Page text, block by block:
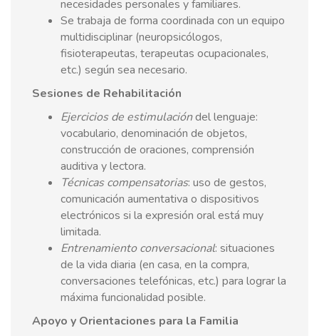
necesidades personales y familiares.
Se trabaja de forma coordinada con un equipo
multidisciplinar (neuropsicólogos,
fisioterapeutas, terapeutas ocupacionales,
etc.) según sea necesario.
Sesiones de Rehabilitación
Ejercicios de estimulacióndel lenguaje:
vocabulario, denominación de objetos,
construcción de oraciones, comprensión
auditiva y lectora.
Técnicas compensatorias: uso de gestos,
comunicación aumentativa o dispositivos
electrónicos si la expresión oral está muy
limitada.
Entrenamiento conversacional: situaciones
de la vida diaria (en casa, en la compra,
conversaciones telefónicas, etc.) para lograr la
máxima funcionalidad posible.
Apoyo y Orientaciones para la Familia